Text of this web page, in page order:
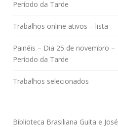
Período da Tarde
Trabalhos online ativos – lista
Painéis – Dia 25 de novembro –
Período da Tarde
Trabalhos selecionados
Biblioteca Brasiliana Guita e José